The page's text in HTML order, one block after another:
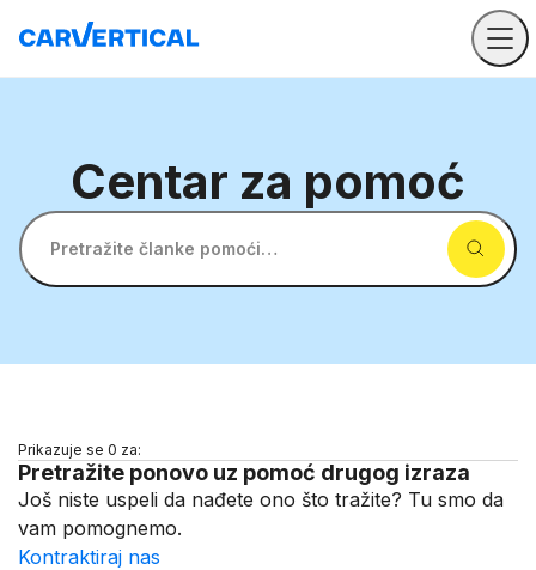
Centar za pomoć
Pretražite članke pomoći…
Prikazuje se 0 za:
Pretražite ponovo uz pomoć drugog izraza
Još niste uspeli da nađete ono što tražite? Tu smo da
vam pomognemo.
Kontraktiraj nas